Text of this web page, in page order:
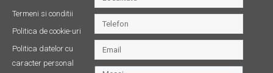
Termeni si conditii
Politica de cookie-uri
Politica datelor cu
caracter personal